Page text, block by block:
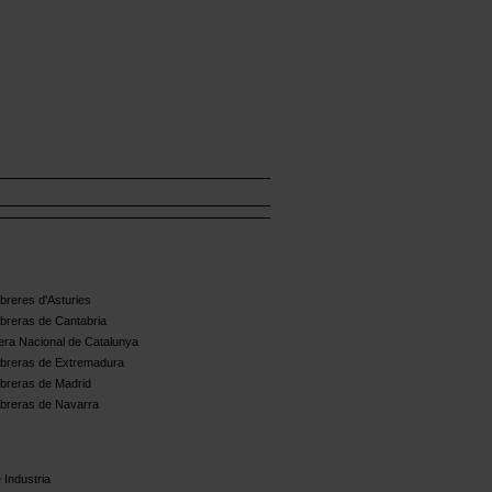
d'Asturies
de Cantabria
Nacional de Catalunya
de Extremadura
de Madrid
de Navarra
Industria